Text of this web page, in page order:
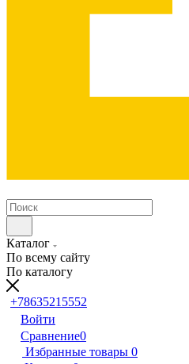
Каталог
По всему сайту
По каталогу
+78635215552
Войти
Сравнение0
Избранные товары 0